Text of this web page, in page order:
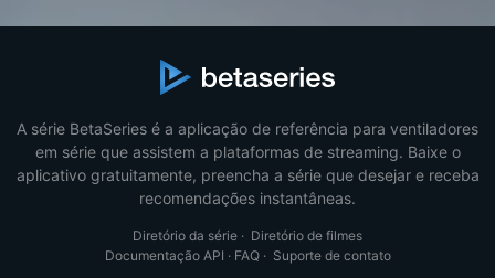
A série BetaSeries é a aplicação de referência para ventiladores
em série que assistem a plataformas de streaming. Baixe o
aplicativo gratuitamente, preencha a série que desejar e receba
recomendações instantâneas.
Diretório da série · Diretório de filmes
Documentação API · FAQ· Suporte de contato